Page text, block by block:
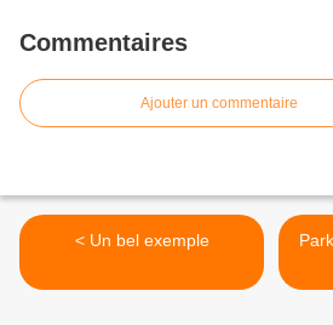
Commentaires
Ajouter un commentaire
< Un bel exemple